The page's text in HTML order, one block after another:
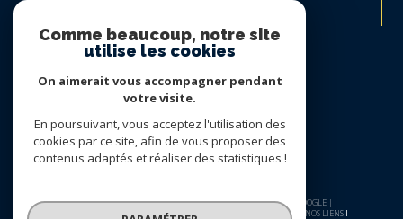
© 2026 | TOUS DROITS RÉSERVÉS | TRADUCTION POWERED BY GOOGLE |
NOS HONORAIRES
PLAN DU SITE MENTIONS LÉGALES ADMIN
NOS LIENS
Comme beaucoup, notre site
utilise les cookies
On aimerait vous accompagner pendant
votre visite.
En poursuivant, vous acceptez l'utilisation des
cookies par ce site, afin de vous proposer des
contenus adaptés et réaliser des statistiques !